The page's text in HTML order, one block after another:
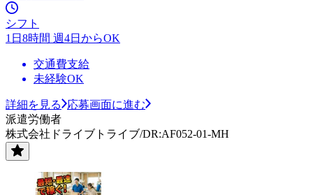
シフト
1日8時間 週4日からOK
交通費支給
未経験OK
詳細を見る
応募画面に進む
派遣労働者
株式会社ドライブトライブ/DR:AF052-01-MH